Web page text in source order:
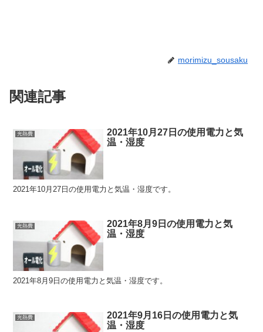
morimizu_sousaku
関連記事
光熱費
2021年10月27日の使用電力と気
温・湿度
2021年10月27日の使用電力と気温・湿度です。
光熱費
2021年8月9日の使用電力と気
温・湿度
2021年8月9日の使用電力と気温・湿度です。
光熱費
2021年9月16日の使用電力と気
温・湿度